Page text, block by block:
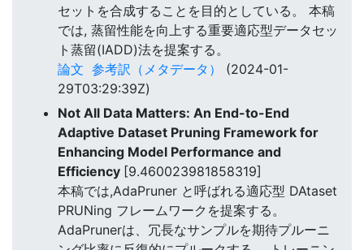
セットを合成することを目的としている。 本稿
では, 蒸留性能を向上する重要適応型データセッ
ト蒸留(IADD)法を提案する。
論文 参考訳（メタデータ）
(2024-01-
29T03:29:39Z)
Not All Data Matters: An End-to-End
Adaptive Dataset Pruning Framework for
Enhancing Model Performance and
Efficiency [9.460023981858319]
本稿では,AdaPruner と呼ばれる適応型 DAtaset
PRUNing フレームワークを提案する。
AdaPrunerは、冗長なサンプルを期待プルーニ